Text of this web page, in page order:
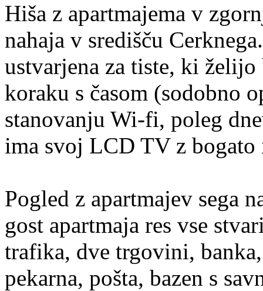
Hiša z apartmajema v
nahaja v središču
ustvarjena za tiste, ki
koraku s časom (sodobno
stanovanju Wi-fi, poleg
ima svoj LCD TV z
Pogled z apartmajev sega
gost apartmaja res vse
trafika, dve trgovini,
pekarna, pošta, bazen s